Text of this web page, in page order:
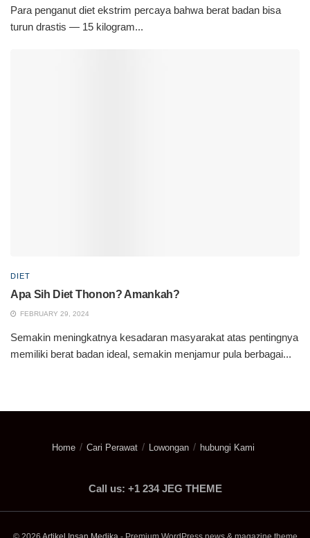
Para penganut diet ekstrim percaya bahwa berat badan bisa
turun drastis — 15 kilogram...
DIET
Apa Sih Diet Thonon? Amankah?
FEBRUARY 29, 2024
Semakin meningkatnya kesadaran masyarakat atas pentingnya
memiliki berat badan ideal, semakin menjamur pula berbagai...
Home Cari Perawat Lowongan hubungi Kami
Call us: +1 234 JEG THEME